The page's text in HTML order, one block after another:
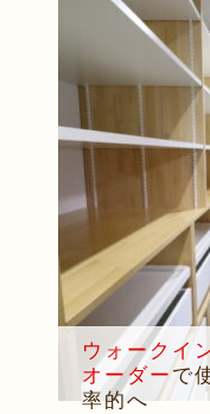
ウォークイ
オーダー で
率的へ